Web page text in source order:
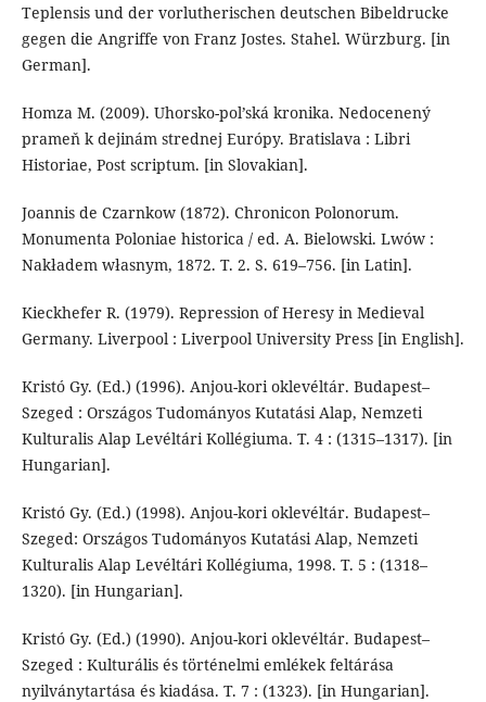
Teplensis und der vorlutherischen deutschen Bibeldrucke
gegen die Angriffe von Franz Jostes. Stahel. Würzburg. [in
German].
Homza M. (2009). Uhorsko-pol’ská kronika. Nedocenený
prameň k dejinám strednej Európy. Bratislava : Libri
Historiae, Post scriptum. [in Slovakian].
Joannis de Czarnkow (1872). Chronicon Polonorum.
Monumenta Poloniae historica / ed. A. Bielowski. Lwów :
Nakładem własnym, 1872. T. 2. S. 619–756. [in Latin].
Kieckhefer R. (1979). Repression of Heresy in Medieval
Germany. Liverpool : Liverpool University Press [in English].
Kristó Gy. (Ed.) (1996). Anjou-kori oklevéltár. Budapest–
Szeged : Országos Tudományos Kutatási Alap, Nemzeti
Kulturalis Alap Levéltári Kollé­giuma. T. 4 : (1315–1317). [in
Hungarian].
Kristó Gy. (Ed.) (1998). Anjou-kori oklevéltár. Budapest–
Szeged: Országos Tudo­mányos Kutatási Alap, Nemzeti
Kulturalis Alap Levéltári Kollé­giuma, 1998. T. 5 : (1318–
1320). [in Hungarian].
Kristó Gy. (Ed.) (1990). Anjou-kori oklevéltár. Budapest–
Szeged : Kulturális és történelmi emlékek feltárása
nyilványtartása és kiadása. T. 7 : (1323). [in Hungarian].